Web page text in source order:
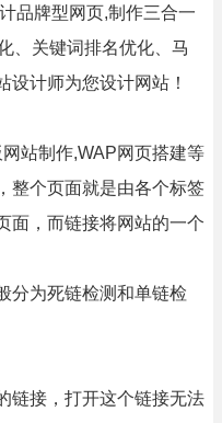
品牌型网页,制作三合一
、关键词排名优化、马
设计师为您设计网站！
站制作,WAP网页搭建等
整个页面就是由各个标签
面，而链接将网站的一个
分为死链检测和单链检
链接，打开这个链接无法